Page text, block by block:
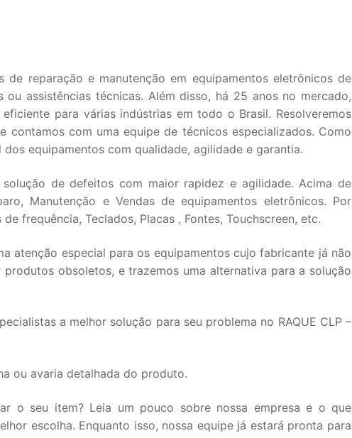
de reparação e manutenção em equipamentos eletrônicos de
assistências técnicas. Além disso, há 25 anos no mercado,
para várias indústrias em todo o Brasil. Resolveremos
contamos com uma equipe de técnicos especializados. Como
equipamentos com qualidade, agilidade e garantia.
de defeitos com maior rapidez e agilidade. Acima de
Manutenção e Vendas de equipamentos eletrônicos. Por
frequência, Teclados, Placas , Fontes, Touchscreen, etc.
atenção especial para os equipamentos cujo fabricante já não
obsoletos, e trazemos uma alternativa para a solução
a melhor solução para seu problema no RAQUE CLP –
ou avaria detalhada do produto.
o seu item? Leia um pouco sobre nossa empresa e o que
escolha. Enquanto isso, nossa equipe já estará pronta para